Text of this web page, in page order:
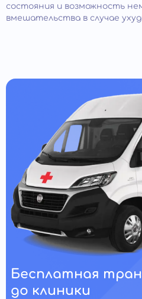
состояния и возможность
вмешательства в случае
Бесплатная
до клиники